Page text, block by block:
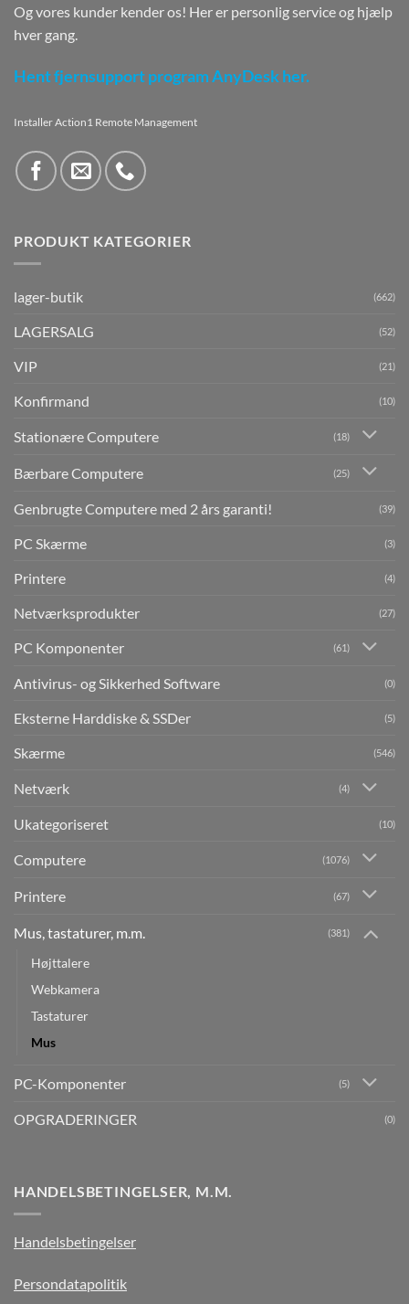
Og vores kunder kender os! Her er personlig service og hjælp
hver gang.
Hent fjernsupport program AnyDesk her.
Installer Action1 Remote Management
PRODUKT KATEGORIER
lager-butik (662)
LAGERSALG (52)
VIP (21)
Konfirmand (10)
Stationære Computere (18)
Bærbare Computere (25)
Genbrugte Computere med 2 års garanti! (39)
PC Skærme (3)
Printere (4)
Netværksprodukter (27)
PC Komponenter (61)
Antivirus- og Sikkerhed Software (0)
Eksterne Harddiske & SSDer (5)
Skærme (546)
Netværk (4)
Ukategoriseret (10)
Computere (1076)
Printere (67)
Mus, tastaturer, m.m. (381)
Højttalere
Webkamera
Tastaturer
Mus
PC-Komponenter (5)
OPGRADERINGER (0)
HANDELSBETINGELSER, M.M.
Handelsbetingelser
Persondatapolitik